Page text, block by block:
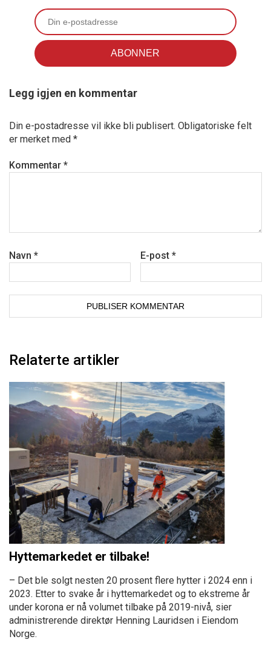
Legg igjen en kommentar
Din e-postadresse vil ikke bli publisert. Obligatoriske felt
er merket med *
Kommentar *
Navn * E-post*
Relaterte artikler
Hyttemarkedet er tilbake!
– Det ble solgt nesten 20 prosent flere hytter i 2024 enn i
2023. Etter to svake år i hyttemarkedet og to ekstreme år
under korona er nå volumet tilbake på 2019-nivå, sier
administrerende direktør Henning Lauridsen i Eiendom
Norge.